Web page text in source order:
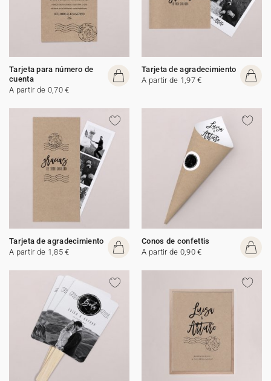
Tarjeta para número de
cuenta
A partir de 0,70 €
Tarjeta de agradecimiento
A partir de 1,97 €
Tarjeta de agradecimiento
A partir de 1,85 €
Conos de confettis
A partir de 0,90 €